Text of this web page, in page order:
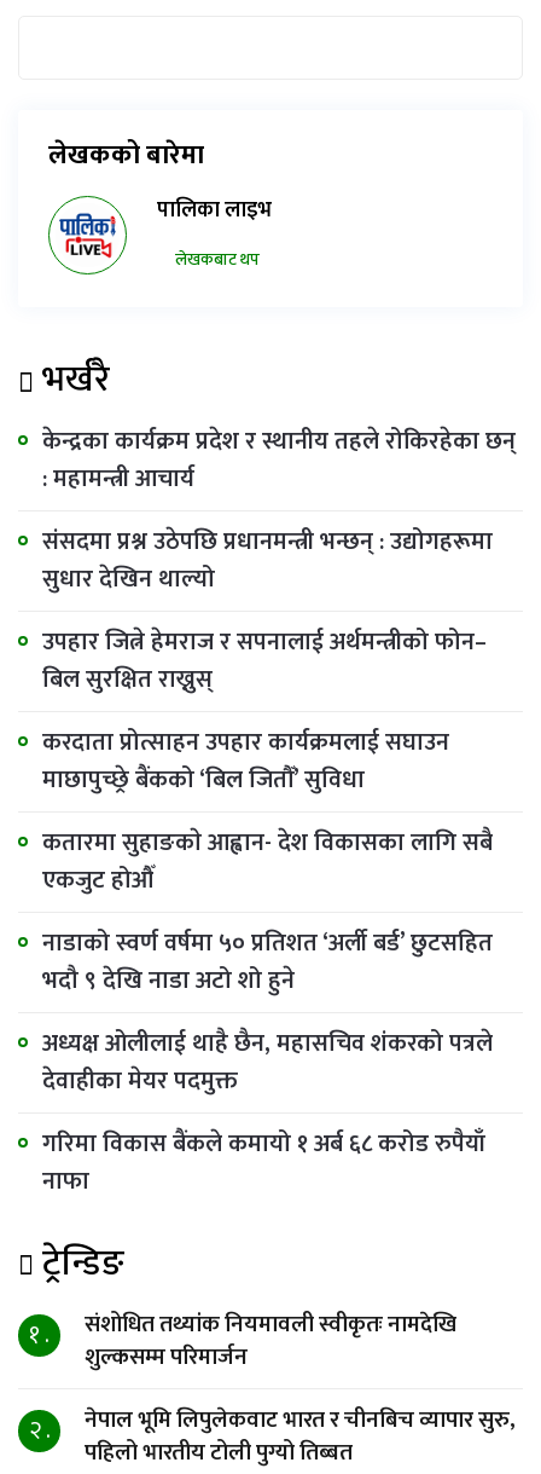
लेखकको बारेमा
पालिका लाइभ
लेखकबाट थप
भर्खरै
केन्द्रका कार्यक्रम प्रदेश र स्थानीय तहले रोकिरहेका छन्
: महामन्त्री आचार्य
संसदमा प्रश्न उठेपछि प्रधानमन्त्री भन्छन् : उद्योगहरूमा
सुधार देखिन थाल्यो
उपहार जित्ने हेमराज र सपनालाई अर्थमन्त्रीको फोन–
बिल सुरक्षित राख्नुस्
करदाता प्रोत्साहन उपहार कार्यक्रमलाई सघाउन
माछापुच्छ्रे बैंकको ‘बिल जितौँ’ सुविधा
कतारमा सुहाङकाे आह्वान- देश विकासका लागि सबै
एकजुट होऔँ
नाडाको स्वर्ण वर्षमा ५० प्रतिशत ‘अर्ली बर्ड’ छुटसहित
भदौ ९ देखि नाडा अटो शो हुने
अध्यक्ष ओलीलाई थाहै छैन, महासचिव शंकरको पत्रले
देवाहीका मेयर पदमुक्त
गरिमा विकास बैंकले कमायो १ अर्ब ६८ करोड रुपैयाँ
नाफा
ट्रेन्डिङ
१ .
संशोधित तथ्यांक नियमावली स्वीकृतः नामदेखि
शुल्कसम्म परिमार्जन
२ .
नेपाल भूमि लिपुलेकवाट भारत र चीनबिच व्यापार सुरु,
पहिलो भारतीय टोली पुग्यो तिब्बत